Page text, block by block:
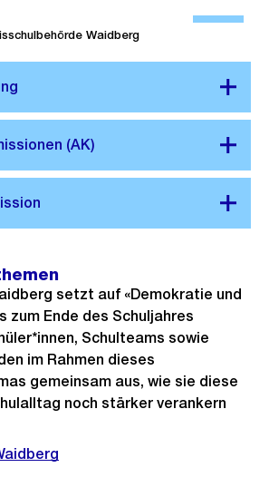
f
n
i
l
d
i
r
s
a
Waidberg
setzt auf «Demokratie und
zum Ende des Schuljahres
Schulteams sowie
im Rahmen dieses
gemeinsam aus, wie sie diese
noch stärker verankern